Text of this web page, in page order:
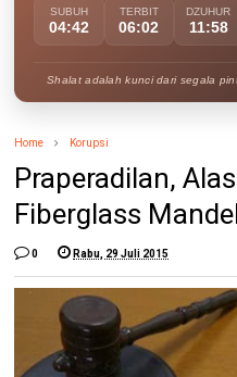
SUBUH
04:42
TERBIT
06:02
DZUHUR
11:58
Shalat adalah kunci dari segala
Home Korupsi
Praperadilan,
Fiberglass
0 Rabu, 29 Juli 2015